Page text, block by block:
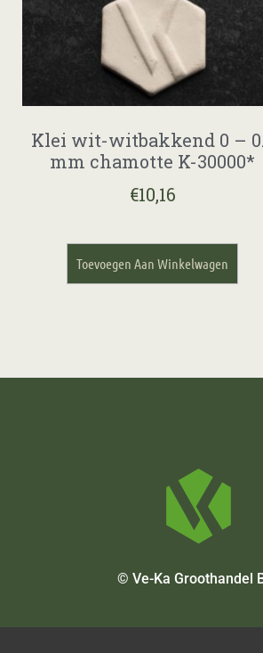
Klei wit-witbakkend 0 –
mm chamotte K-30000*
€10,16
Toevoegen Aan Winkelwagen
© Ve-Ka Groothandel